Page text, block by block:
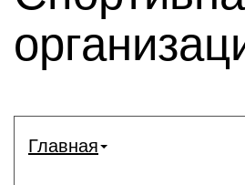
Главная